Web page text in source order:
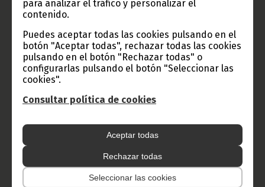
para analizar el tráfico y personalizar el
contenido.
Puedes aceptar todas las cookies pulsando en el
botón "Aceptar todas", rechazar todas las cookies
pulsando en el botón "Rechazar todas" o
configurarlas pulsando el botón "Seleccionar las
cookies".
Consultar política de cookies
Aceptar todas
Rechazar todas
Seleccionar las cookies
Gobierno e Instituciones
Información de Guinea Ecuatorial